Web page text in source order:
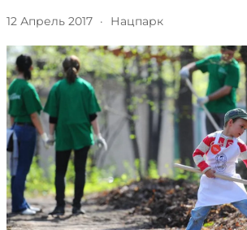
12 Апрель 2017 · Нацпарк